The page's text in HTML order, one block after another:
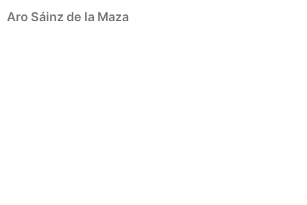
Aro Sáinz de la Maza